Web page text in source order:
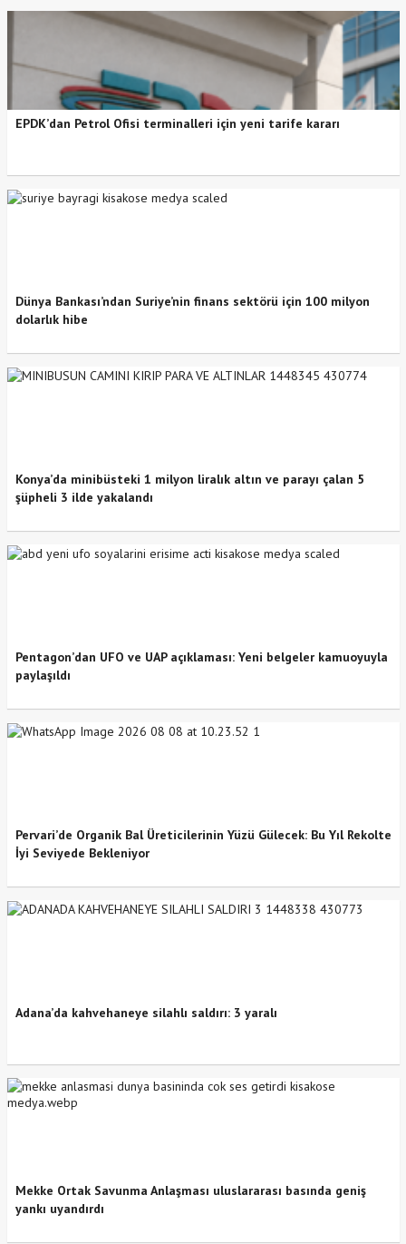
EPDK’dan Petrol Ofisi terminalleri için yeni tarife kararı
Dünya Bankası’ndan Suriye’nin finans sektörü için 100 milyon
dolarlık hibe
Konya’da minibüsteki 1 milyon liralık altın ve parayı çalan 5
şüpheli 3 ilde yakalandı
Pentagon’dan UFO ve UAP açıklaması: Yeni belgeler kamuoyuyla
paylaşıldı
Pervari’de Organik Bal Üreticilerinin Yüzü Gülecek: Bu Yıl Rekolte
İyi Seviyede Bekleniyor
Adana’da kahvehaneye silahlı saldırı: 3 yaralı
Mekke Ortak Savunma Anlaşması uluslararası basında geniş
yankı uyandırdı